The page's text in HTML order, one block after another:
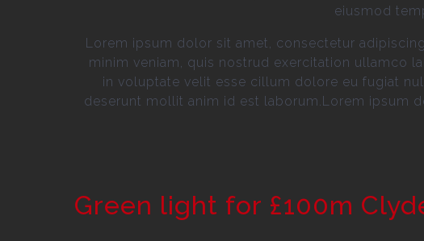
eiusmod
Lorem ipsum dolor sit amet, consectetur
minim veniam, quis nostrud exercitation ullamco
in voluptate velit esse cillum dolore eu fugiat
deserunt mollit anim id est laborum.Lorem ipsum
Green light for £100m